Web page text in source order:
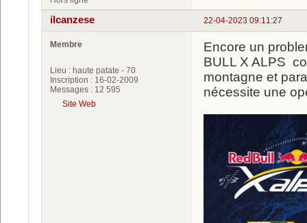
22-04-2023 09:11:27
ilcanzese
Membre
Lieu : haute patate - 70
Inscription : 16-02-2009
Messages : 12 595
Site Web
Encore un
BULL X ALPS
montagne et
nécessite une